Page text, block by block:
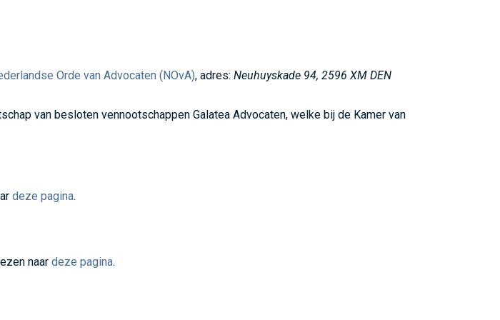
Orde van Advocaten (NOvA), adres: Neuhuyskade 94, 2596 XM DEN
van besloten vennootschappen Galatea Advocaten, welke bij de Kamer van
deze pagina.
naar deze pagina.